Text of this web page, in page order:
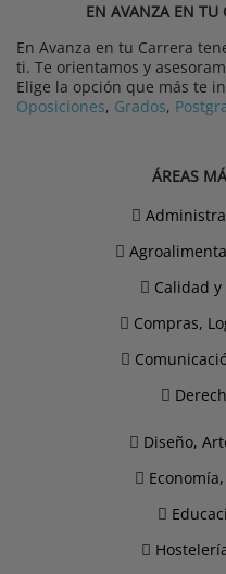
EN AVANZA EN TU
En Avanza en tu Carrera
ti. Te orientamos y
Elige la opción que más te
Oposiciones, Grados,
ÁREAS
Calidad
Compras,
Diseño,